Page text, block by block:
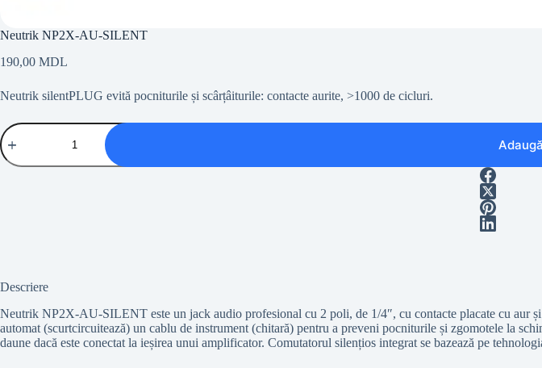
Neutrik NP2X-AU-SILENT
190,00 MDL
Neutrik silentPLUG evită pocniturile și scârțâiturile: contacte aurite, >1000 de cicluri.
Cantitate
Neutrik
NP2X-
AU-
Descriere
Neutrik NP2X-AU-SILENT este un jack audio profesional cu 2 poli, de 1/4″, cu contacte placate cu aur
automat (scurtcircuitează) un cablu de instrument (chitară) pentru a preveni pocniturile și zgomotele la
daune dacă este conectat la ieșirea unui amplificator. Comutatorul silențios integrat se bazează pe